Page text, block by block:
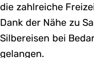
die zahlreiche
Dank der Nähe zu
Silbereisen bei
gelangen.